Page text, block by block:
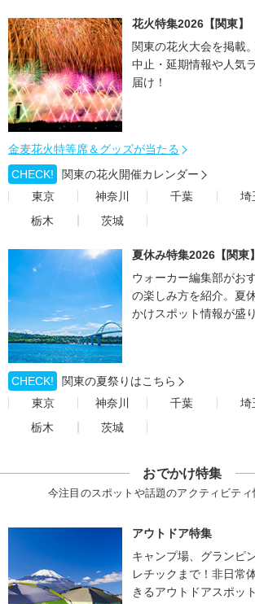
花火特集2026【関東】
関東の花火大会を掲載
中止・延期情報や人気
届け！
金麦花火特等席＆グッズが当たる
CHECK!
関東の花火開催カレンダー
東京
神奈川 千葉 埼
栃木
茨城
夏休み特集2026【関東】
ウォーカー編集部がお
の楽しみ方を紹介。夏
かけスポット情報が盛
CHECK!
関東の夏祭りはこちら
東京
神奈川 千葉 埼
栃木
茨城
おでかけ特集
今注目のスポットや話題のアクティビテ
アウトドア特集
キャンプ場、グランピ
レチックまで！非日常
きるアウトドアスポッ